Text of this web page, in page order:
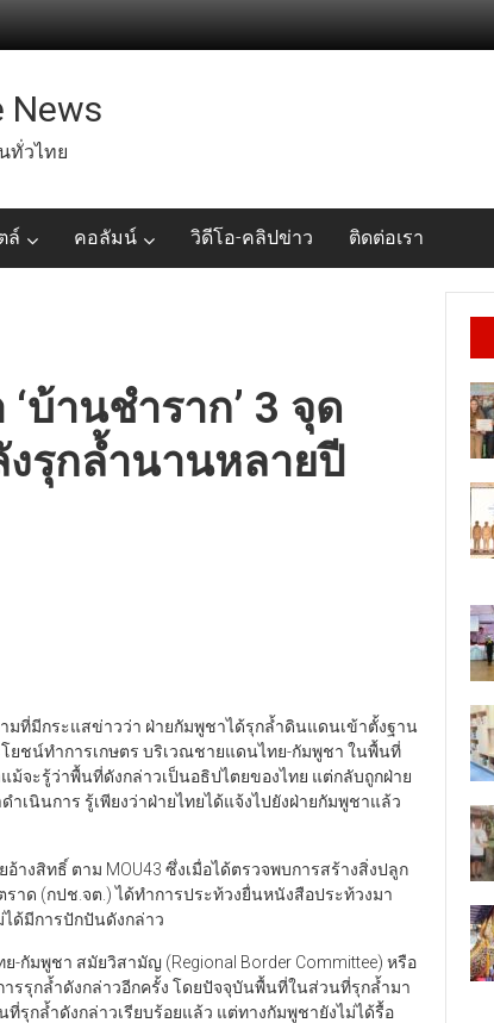
News
ทั่วไทย
ล์ คอลัมน์ วิดีโอ-คลิปข่าว ติดต่อเรา
บ้านชำราก’ 3 จุด
รุกล้ำนานหลายปี
ามที่มีกระแสข่าวว่า ฝ่ายกัมพูชาได้รุกล้ำดินแดนเข้าตั้งฐาน
ยชน์ทำการเกษตร บริเวณชายแดนไทย-กัมพูชา ในพื้นที่
ม้จะรู้ว่าพื้นที่ดังกล่าวเป็นอธิปไตยของไทย แต่กลับถูกฝ่าย
เนินการ รู้เพียงว่าฝ่ายไทยได้แจ้งไปยังฝ่ายกัมพูชาแล้ว
างสิทธิ์ ตาม MOU43 ซึ่งเมื่อได้ตรวจพบการสร้างสิ่งปลูก
ด (กปช.จต.) ได้ทำการประท้วงยื่นหนังสือประท้วงมา
ด้มีการปักปันดังกล่าว
มพูชา สมัยวิสามัญ (Regional Border Committee) หรือ
ารรุกล้ำดังกล่าวอีกครั้ง โดยปัจจุบันพื้นที่ในส่วนที่รุกล้ำมา
รุกล้ำดังกล่าวเรียบร้อยแล้ว แต่ทางกัมพูชายังไม่ได้รื้อ